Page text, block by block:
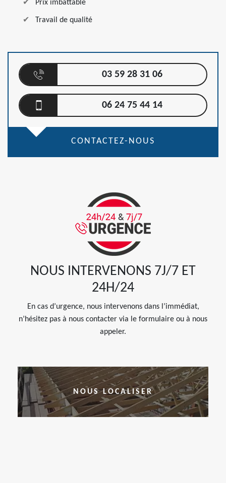
Prix imbattable
Travail de qualité
03 59 28 31 06
06 24 75 44 14
CONTACTEZ-NOUS
NOUS INTERVENONS 7J/7 ET
24H/24
En cas d’urgence, nous intervenons dans l’immédiat,
n’hésitez pas à nous contacter via le formulaire ou à nous
appeler.
NOUS LOCALISER